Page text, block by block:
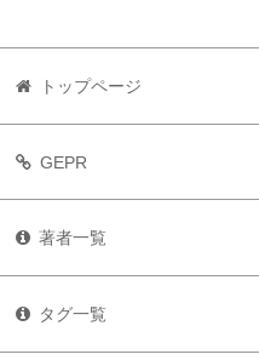
トップページ
GEPR
著者一覧
タグ一覧